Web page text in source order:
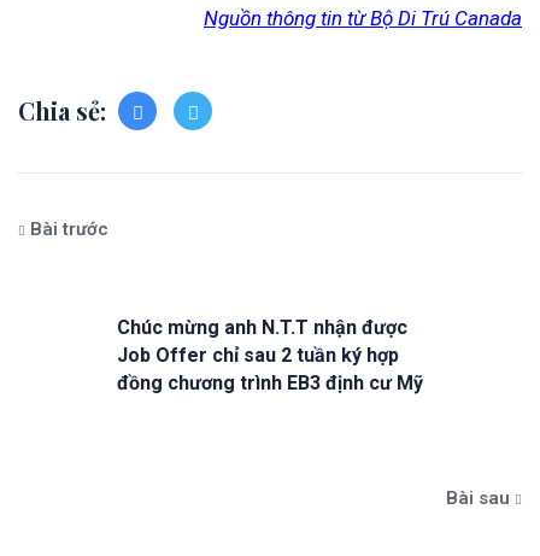
Nguồn thông tin từ Bộ Di Trú Canada
Chia sẻ:
Bài trước
Chúc mừng anh N.T.T nhận được
Job Offer chỉ sau 2 tuần ký hợp
đồng chương trình EB3 định cư Mỹ
Bài sau